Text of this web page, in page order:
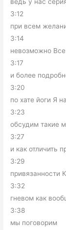
3:12
при всем
3:14
невозможно
3:17
и более
3:20
по хате йоги Я
3:23
обсудим такие
3:27
и как отличить
3:29
привязанности
3:32
гневом как
3:38
мы поговорим